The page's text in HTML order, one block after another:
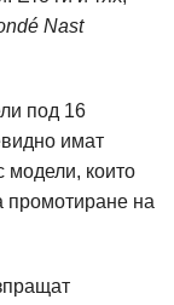
Nast
под 16
имат
модели, които
промотиране на